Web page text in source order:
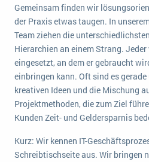
Gemeinsam finden wir
der Praxis etwas taugen. In
Team ziehen die
Hierarchien an einem Strang.
eingesetzt, an dem er gebraucht
einbringen kann. Oft sind es
kreativen Ideen und die Mischung
Projektmethoden, die zum Ziel
Kunden Zeit- und Geldersparnis
Kurz: Wir kennen IT-
Schreibtischseite aus. Wir bringen